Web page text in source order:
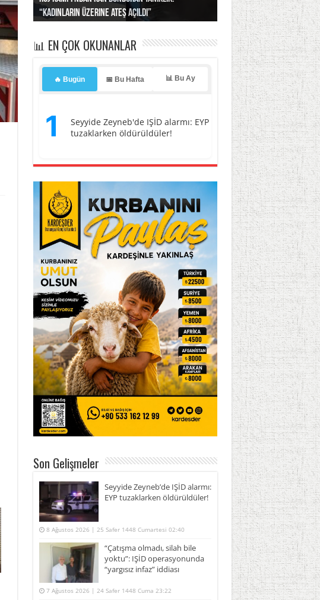
“Kadınların üzerine ateş açıldı”
Irak’a misilleme tehdidi!
yaptı… İsrail’in “timsah” planına fren!
kayıtlar başladı
basıldı, kabus yaşatıldı!
📊 EN ÇOK OKUNANLAR
🔥 Bugün 📅 Bu Hafta 📊 Bu Ay
1
Seyyide Zeyneb'de IŞİD alarmı: EYP
tuzaklarken öldürüldüler!
Son Gelişmeler
Seyyide Zeyneb’de IŞİD alarmı:
EYP tuzaklarken öldürüldüler!
8 Ağustos 2026 | 25 Safer 1448 Cumartesi 02:40
“Çatışma olmadı, silah bile
yoktu”: IŞİD operasyonunda
“yargısız infaz” iddiası
7 Ağustos 2026 | 24 Safer 1448 Cuma 23:22